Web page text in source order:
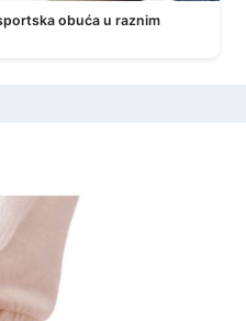
obuća u raznim